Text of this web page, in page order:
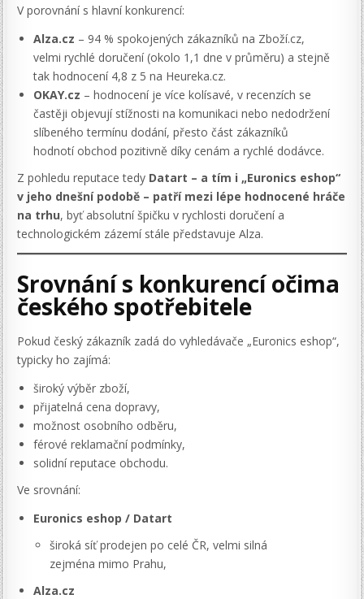
V porovnání s hlavní konkurencí:
Alza.cz – 94 % spokojených zákazníků na Zboží.cz,
velmi rychlé doručení (okolo 1,1 dne v průměru) a stejně
tak hodnocení 4,8 z 5 na Heureka.cz.
OKAY.cz – hodnocení je více kolísavé, v recenzích se
častěji objevují stížnosti na komunikaci nebo nedodržení
slíbeného termínu dodání, přesto část zákazníků
hodnotí obchod pozitivně díky cenám a rychlé dodávce.
Z pohledu reputace tedy Datart – a tím i „Euronics eshop“
v jeho dnešní podobě – patří mezi lépe hodnocené hráče
na trhu, byť absolutní špičku v rychlosti doručení a
technologickém zázemí stále představuje Alza.
Srovnání s konkurencí očima
českého spotřebitele
Pokud český zákazník zadá do vyhledávače „Euronics eshop“,
typicky ho zajímá:
široký výběr zboží,
přijatelná cena dopravy,
možnost osobního odběru,
férové reklamační podmínky,
solidní reputace obchodu.
Ve srovnání:
Euronics eshop / Datart
široká síť prodejen po celé ČR, velmi silná
zejména mimo Prahu,
Alza.cz